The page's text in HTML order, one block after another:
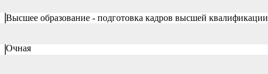
Высшее образование - подготовка кадров высшей квалификации
Очная